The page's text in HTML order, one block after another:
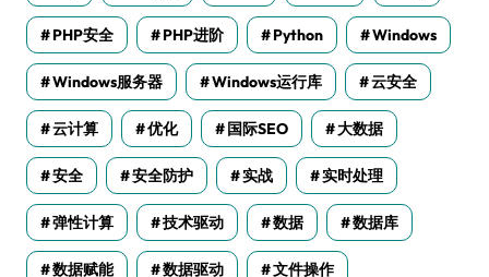
PHP安全 PHP进阶 Python Windows
Windows服务器 Windows运行库 云安全
云计算 优化 国际SEO 大数据
安全 安全防护 实战 实时处理
弹性计算 技术驱动 数据 数据库
数据赋能 数据驱动 文件操作